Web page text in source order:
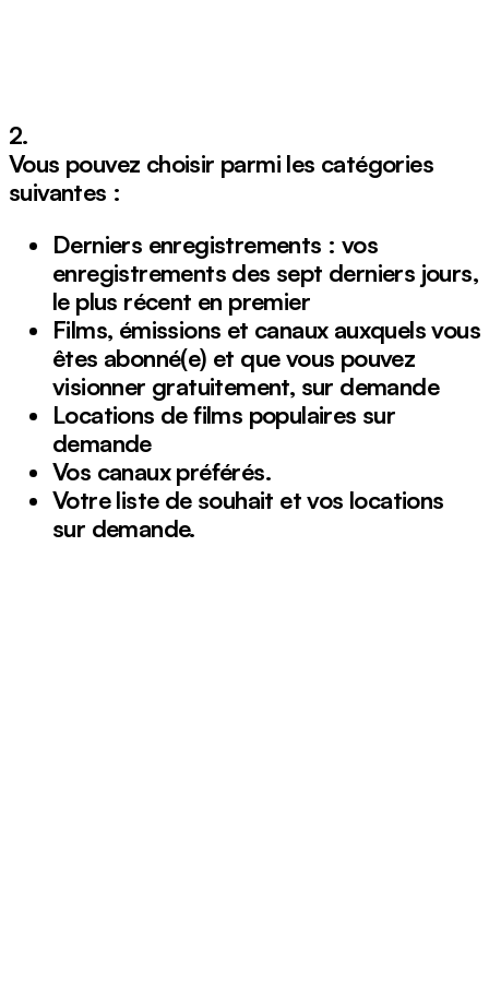
2.
Vous pouvez choisir parmi les catégories
suivantes :
Derniers enregistrements : vos
enregistrements des sept derniers jours,
le plus récent en premier
Films, émissions et canaux auxquels vous
êtes abonné(e) et que vous pouvez
visionner gratuitement, sur demande
Locations de films populaires sur
demande
Vos canaux préférés.
Votre liste de souhait et vos locations
sur demande.